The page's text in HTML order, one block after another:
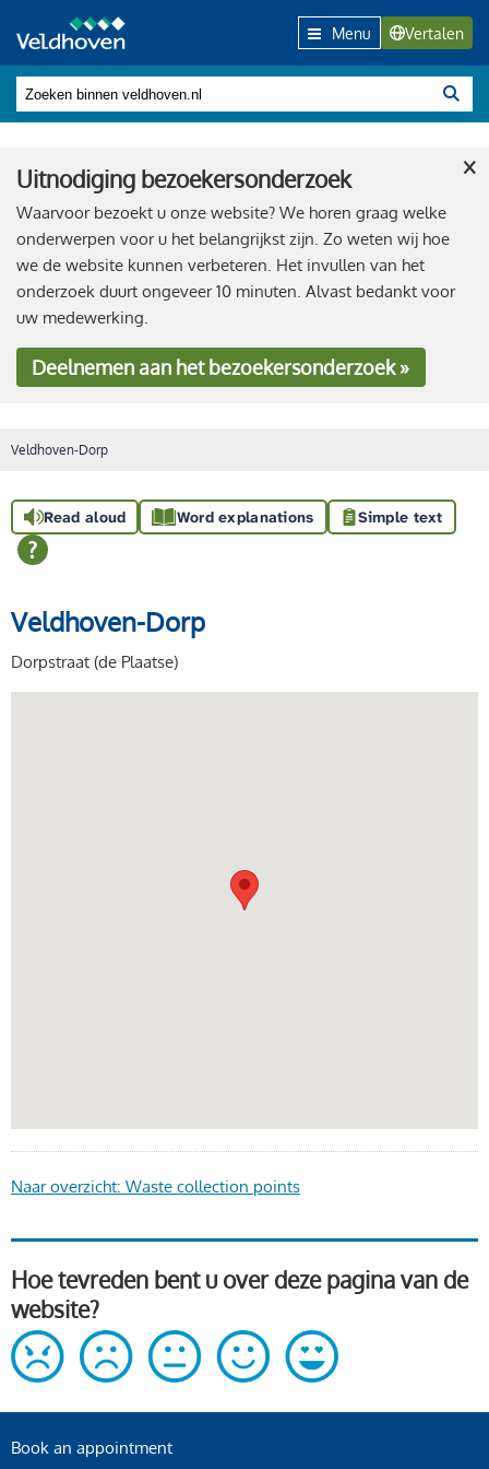
Menu Vertalen
Uitnodiging bezoekersonderzoek
Waarvoor bezoekt u onze website? We horen graag welke
onderwerpen voor u het belangrijkst zijn. Zo weten wij hoe
we de website kunnen verbeteren. Het invullen van het
onderzoek duurt ongeveer 10 minuten. Alvast bedankt voor
uw medewerking.
Deelnemenaan het bezoekersonderzoek »
×
Veldhoven-Dorp
Read aloud Word explanations Simple text
Veldhoven-Dorp
Dorpstraat (de Plaatse)
Naar overzicht: Waste collection points
Hoe tevreden bent u over deze pagina van de
website?
Book an appointment